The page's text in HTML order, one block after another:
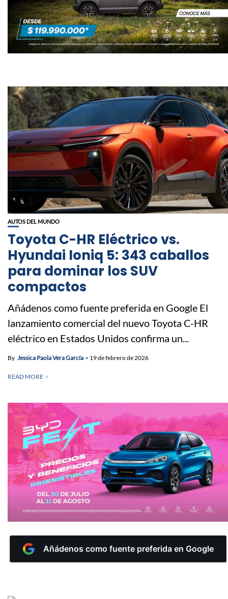
AUTOS DEL MUNDO
Toyota C-HR Eléctrico vs.
Hyundai Ioniq 5: 343 caballos
para dominar los SUV
compactos
Añádenos como fuente preferida en Google El
lanzamiento comercial del nuevo Toyota C-HR
eléctrico en Estados Unidos confirma un...
By Jessica Paola Vera García 19 de febrero de 2026
READ MORE
Añádenos como fuente preferida en Google